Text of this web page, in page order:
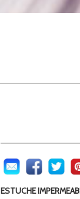
ESTUCHE